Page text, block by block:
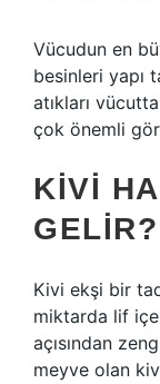
Vücudun en
besinleri yapı
atıkları
çok önemli
KIVI
GELIR?
Kivi ekşi bir
miktarda lif
açısından
meyve olan